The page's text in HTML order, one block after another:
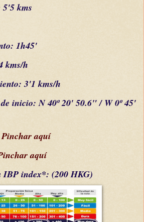
kms
1h45'
kms/h
3'1 kms/h
inicio: N 40º 20' 50.6" / W 0º 45'
Pinchar aquí
aquí
index*: (200 HKG)